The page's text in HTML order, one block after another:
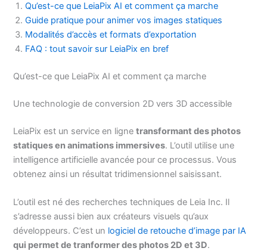
Qu’est-ce que LeiaPix AI et comment ça marche
Guide pratique pour animer vos images statiques
Modalités d’accès et formats d’exportation
FAQ : tout savoir sur LeiaPix en bref
Qu’est-ce que LeiaPix AI et comment ça marche
Une technologie de conversion 2D vers 3D accessible
LeiaPix est un service en lignetransformant des photos
statiques en animations immersives. L’outil utilise une
intelligence artificielle avancée pour ce processus. Vous
obtenez ainsi un résultat tridimensionnel saisissant.
L’outil est né des recherches techniques de Leia Inc. Il
s’adresse aussi bien aux créateurs visuels qu’aux
développeurs. C’est un logiciel de retouche d’image par IA
qui permet de tranformer des photos 2D et 3D.